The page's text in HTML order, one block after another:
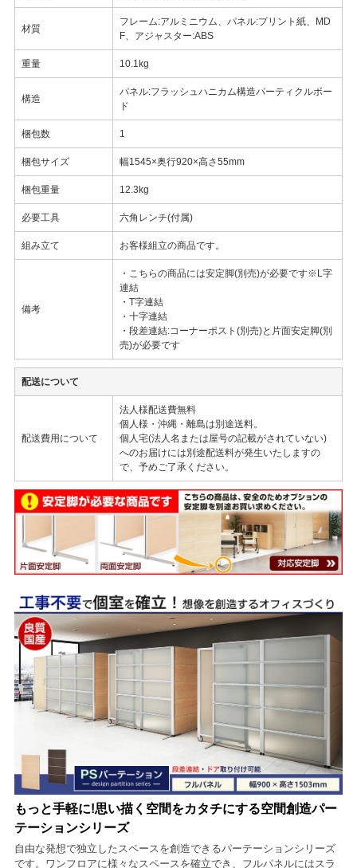
材質
フレーム:アルミニウム、パネル:プリント紙、MD
F、アジャスター:ABS
重量 10.1kg
構造
パネル:フラッシュハニカム構造パーティクルボー
ド
梱包数 1
梱包サイズ 幅1545×奥行920×高さ55mm
梱包重量 12.3kg
必要工具 六角レンチ(付属)
組み立て お客様組立の商品です。
備考
・こちらの商品には安定脚(別売)が必要です※L字
連結
・T字連結
・十字連結
・段差連結:コーナーポスト(別売)と片面安定脚(別
売)が必要です
配送について
配送費用について
法人様配送費無料
個人様・沖縄・離島は別途送料。
個人宅(法人名または屋号の記載がされていない)
へのお届けには別途配送料が発生いたしますの
で、予めご了承ください。
もっと手軽に!思い描く空間をカタチにする空間創造パー
テーションシリーズ
自由な発想で独立したスペースを創造できるパーテーションシリーズ
です。ワンフロアに様々なスペースを確立でき、フルパネルにはスラ